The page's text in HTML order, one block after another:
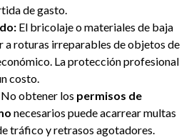
de gasto.
El bricolaje o materiales de baja
a roturas irreparables de objetos de
La protección profesional
costo.
No obtener los permisos de
necesarios puede acarrear multas
tráfico y retrasos agotadores.